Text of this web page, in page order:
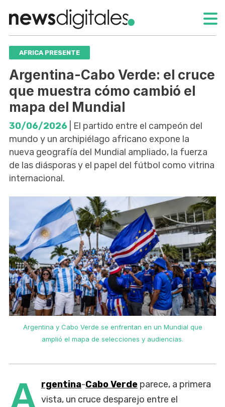
AFRICA PRESENTE
Argentina-Cabo Verde: el cruce
que muestra cómo cambió el
mapa del Mundial
30/06/2026 | El partido entre el campeón del
mundo y un archipiélago africano expone la
nueva geografía del Mundial ampliado, la fuerza
de las diásporas y el papel del fútbol como vitrina
internacional.
Argentina y Cabo Verde se enfrentan en un Mundial que
amplió el mapa de selecciones y audiencias.
A rgentina-Cabo Verde parece, a primera
vista, un cruce desparejo entre el